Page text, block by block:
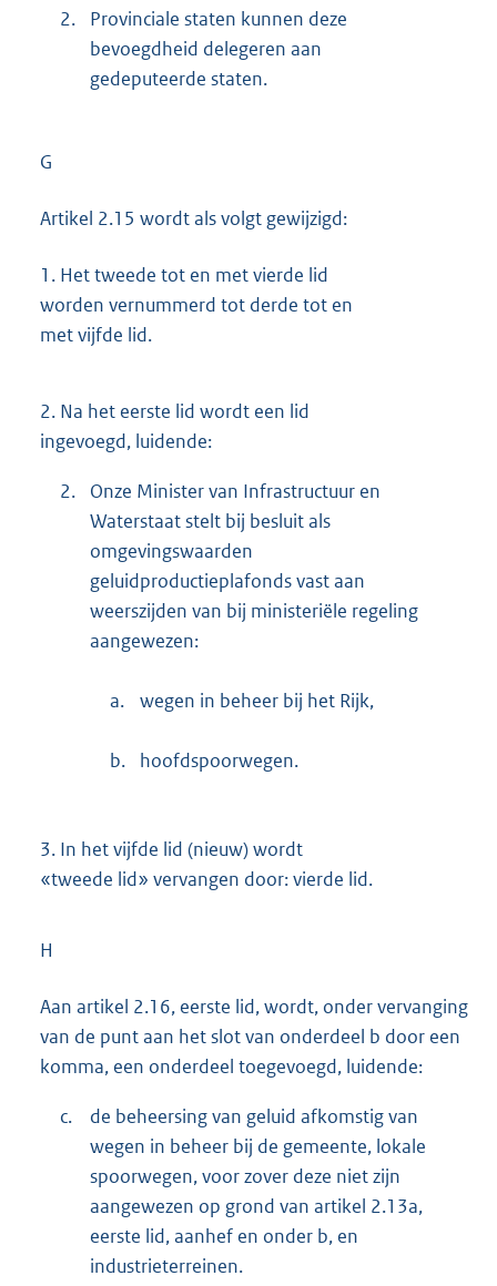
2.
Provinciale staten kunnen deze
bevoegdheid delegeren aan
gedeputeerde staten.
G
Artikel 2.15 wordt als volgt gewijzigd:
1. Het tweede tot en met vierde lid
worden vernummerd tot derde tot en
met vijfde lid.
2. Na het eerste lid wordt een lid
ingevoegd, luidende:
2.
Onze Minister van Infrastructuur en
Waterstaat stelt bij besluit als
omgevingswaarden
geluidproductieplafonds vast aan
weerszijden van bij ministeriële regeling
aangewezen:
a. wegen in beheer bij het Rijk,
b. hoofdspoorwegen.
3. In het vijfde lid (nieuw) wordt
«tweede lid» vervangen door: vierde lid.
H
Aan artikel 2.16, eerste lid, wordt, onder vervanging
van de punt aan het slot van onderdeel b door een
komma, een onderdeel toegevoegd, luidende:
c.
de beheersing van geluid afkomstig van
wegen in beheer bij de gemeente, lokale
spoorwegen, voor zover deze niet zijn
aangewezen op grond van artikel 2.13a,
eerste lid, aanhef en onder b, en
industrieterreinen.